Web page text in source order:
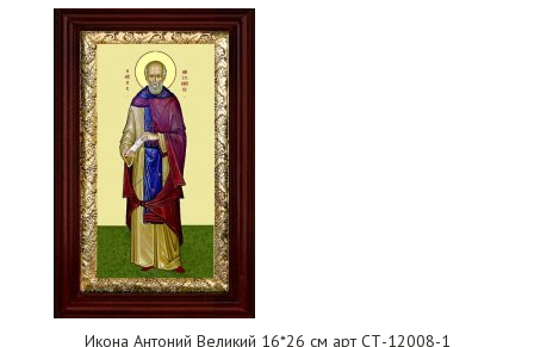
Икона Антоний Великий 16*26 см арт СТ-12008-1